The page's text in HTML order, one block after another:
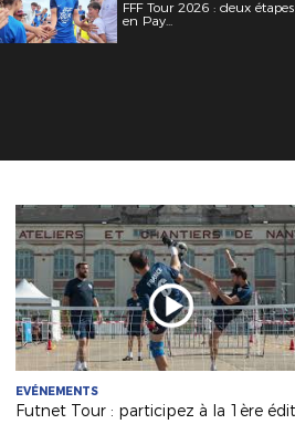
FFF Tour 2026 : deux étapes
en Pay...
EVÉNEMENTS